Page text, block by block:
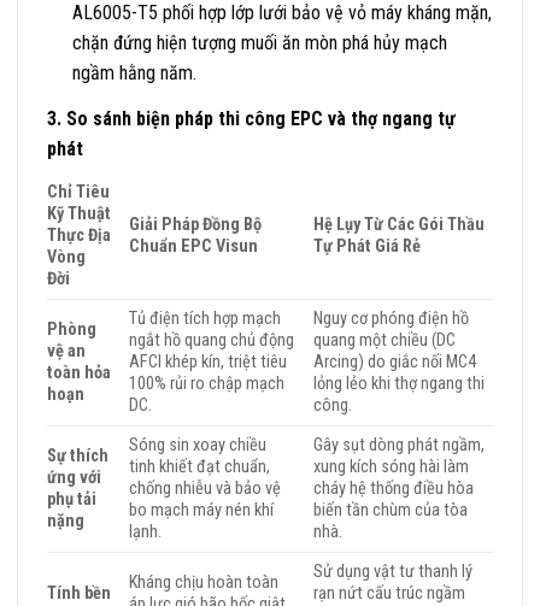
AL6005-T5 phối hợp lớp lưới bảo vệ vỏ máy kháng mặn,
chặn đứng hiện tượng muối ăn mòn phá hủy mạch
ngầm hằng năm.
3. So sánh biện pháp thi công EPC và thợ ngang tự
phát
Chỉ Tiêu
Kỹ Thuật
Thực Địa
Vòng
Đời
Giải Pháp Đồng Bộ
Chuẩn EPC Visun
Hệ Lụy Từ Các Gói Thầu
Tự Phát Giá Rẻ
Phòng
vệ an
toàn hỏa
hoạn
Tủ điện tích hợp mạch
ngắt hồ quang chủ động
AFCI khép kín, triệt tiêu
100% rủi ro chập mạch
DC.
Nguy cơ phóng điện hồ
quang một chiều (DC
Arcing) do giắc nối MC4
lỏng lẻo khi thợ ngang thi
công.
Sự thích
ứng với
phụ tải
nặng
Sóng sin xoay chiều
tinh khiết đạt chuẩn,
chống nhiễu và bảo vệ
bo mạch máy nén khí
lạnh.
Gây sụt dòng phát ngầm,
xung kích sóng hài làm
cháy hệ thống điều hòa
biến tần chùm của tòa
nhà.
Tính bền
Kháng chịu hoàn toàn
Sử dụng vật tư thanh lý
rạn nứt cấu trúc ngầm